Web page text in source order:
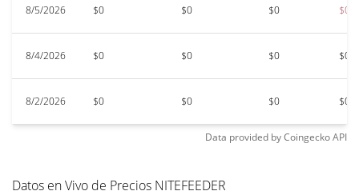
8/5/2026 $0 $0 $0 $0
8/4/2026 $0 $0 $0 $0
8/2/2026 $0 $0 $0 $0
Data provided byCoingeckoAPI
Datos en Vivo de Precios NITEFEEDER